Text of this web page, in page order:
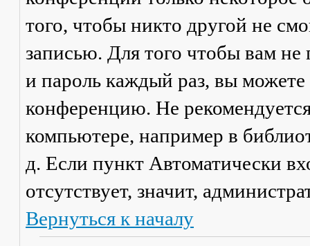
того, чтобы никто другой не
записью. Для того чтобы вам не
и пароль каждый раз, вы
конференцию. Не
компьютере, например в
д. Если пункт Автоматически
отсутствует, значит,
Вернуться к началу